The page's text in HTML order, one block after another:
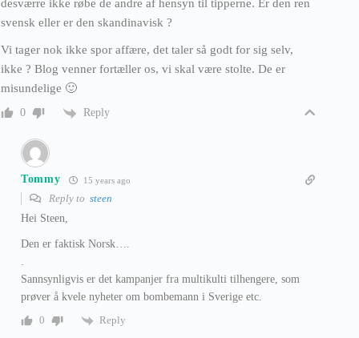
desværre ikke røbe de andre af hensyn til tipperne. Er den ren
svensk eller er den skandinavisk ?
Vi tager nok ikke spor affære, det taler så godt for sig selv,
ikke ? Blog venner fortæller os, vi skal være stolte. De er
misundelige 🙂
0 Reply
Tommy 15 years ago
Reply to steen
Hei Steen,
Den er faktisk Norsk….
Sannsynligvis er det kampanjer fra multikulti tilhengere, som
prøver å kvele nyheter om bombemann i Sverige etc.
0
Reply